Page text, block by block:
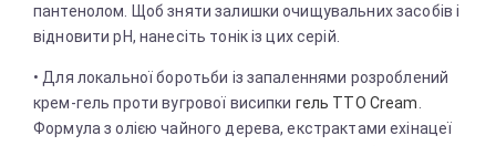
пантенолом. Щоб зняти залишки очищувальних засобів і
відновити pH, нанесіть тонік із цих серій.
• Для локальної боротьби із запаленнями розроблений
крем-гель проти вугрової висипки гель TTO Cream
Формула з олією чайного дерева, екстрактами ехінацеї